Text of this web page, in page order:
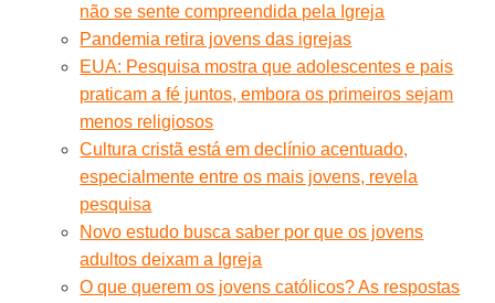
não se sente compreendida pela Igreja
Pandemia retira jovens das igrejas
EUA: Pesquisa mostra que adolescentes e pais
praticam a fé juntos, embora os primeiros sejam
menos religiosos
Cultura cristã está em declínio acentuado,
especialmente entre os mais jovens, revela
pesquisa
Novo estudo busca saber por que os jovens
adultos deixam a Igreja
O que querem os jovens católicos? As respostas